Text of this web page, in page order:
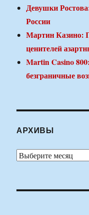
Девушки
России
Мартин Казино:
ценителей
Martin Casino
безграничные
АРХИВЫ
Архивы